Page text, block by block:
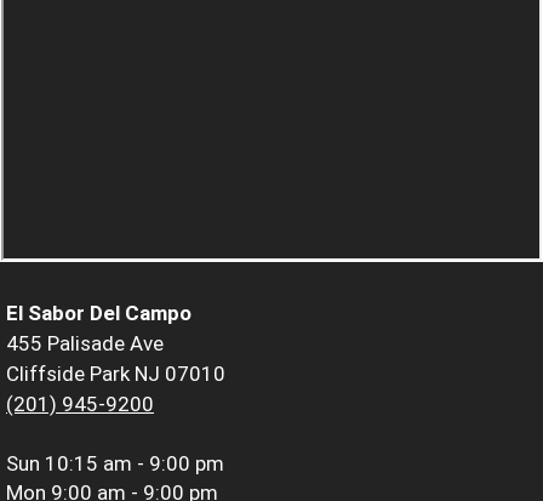
El Sabor Del Campo
455 Palisade Ave
Cliffside Park NJ 07010
(201) 945-9200
Sun 10:15 am - 9:00 pm
Mon 9:00 am - 9:00 pm